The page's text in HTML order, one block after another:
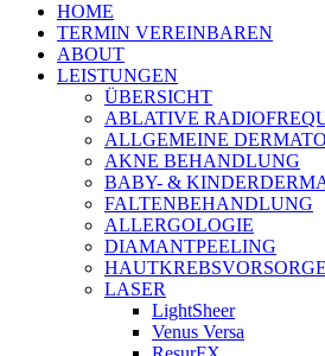
HOME
TERMIN VEREINBAREN
ABOUT
LEISTUNGEN
ÜBERSICHT
ABLATIVE
ALLGEMEINE
AKNE BEHANDLUNG
BABY- &
FALTENBEHANDLUNG
ALLERGOLOGIE
DIAMANTPEELING
HAUTKREBSVORSORGE
LASER
LightSheer
Venus Versa